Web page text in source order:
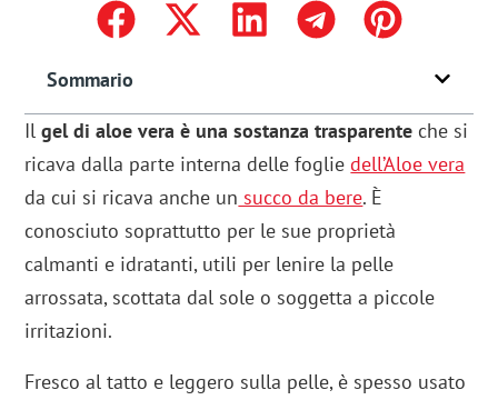
Sommario
Ilgel di aloe vera è una sostanza trasparente che si
ricava dalla parte interna delle fogliedell’Aloe vera
da cui si ricava anche un succo da bere. È
conosciuto soprattutto per le sue proprietà
calmanti e idratanti, utili per lenire la pelle
arrossata, scottata dal sole o soggetta a piccole
irritazioni.
Fresco al tatto e leggero sulla pelle, è spesso usato